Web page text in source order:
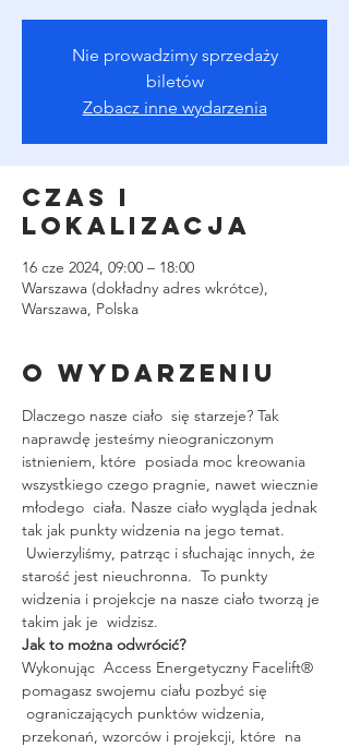
Nie prowadzimy sprzedaży
biletów
Zobacz inne wydarzenia
Czas i
lokalizacja
16 cze 2024, 09:00 – 18:00
Warszawa (dokładny adres wkrótce),
Warszawa, Polska
O wydarzeniu
Dlaczego nasze ciało  się starzeje? Tak
naprawdę jesteśmy nieograniczonym
istnieniem, które  posiada moc kreowania
wszystkiego czego pragnie, nawet wiecznie
młodego  ciała. Nasze ciało wygląda jednak
tak jak punkty widzenia na jego temat.
Uwierzyliśmy, patrząc i słuchając innych, że
starość jest nieuchronna.  To punkty
widzenia i projekcje na nasze ciało tworzą je
takim jak je  widzisz.
Jak to można odwrócić?
Wykonując  Access Energetyczny Facelift®
pomagasz swojemu ciału pozbyć się
ograniczających punktów widzenia,
przekonań, wzorców i projekcji, które  na